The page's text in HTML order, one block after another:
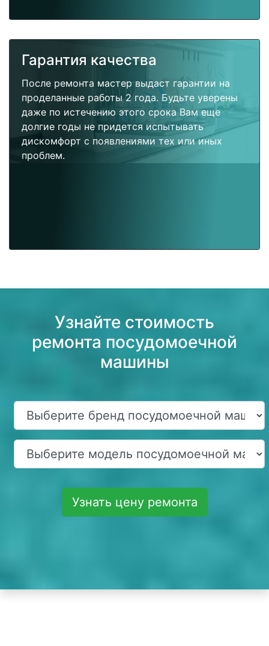
Гарантия качества
После ремонта мастер выдаст гарантии на
проделанные работы 2 года. Будьте уверены
даже по истечению этого срока Вам еще
долгие годы не придется испытывать
дискомфорт с появлениями тех или иных
проблем.
Узнайте стоимость
ремонта посудомоечной
машины
Узнать цену ремонта